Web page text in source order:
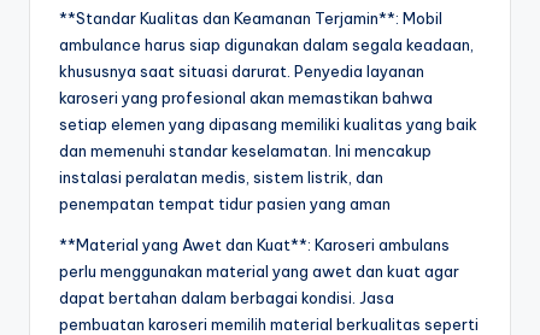
**Standar Kualitas dan Keamanan Terjamin**: Mobil
ambulance harus siap digunakan dalam segala keadaan,
khususnya saat situasi darurat. Penyedia layanan
karoseri yang profesional akan memastikan bahwa
setiap elemen yang dipasang memiliki kualitas yang baik
dan memenuhi standar keselamatan. Ini mencakup
instalasi peralatan medis, sistem listrik, dan
penempatan tempat tidur pasien yang aman
**Material yang Awet dan Kuat**: Karoseri ambulans
perlu menggunakan material yang awet dan kuat agar
dapat bertahan dalam berbagai kondisi. Jasa
pembuatan karoseri memilih material berkualitas seperti